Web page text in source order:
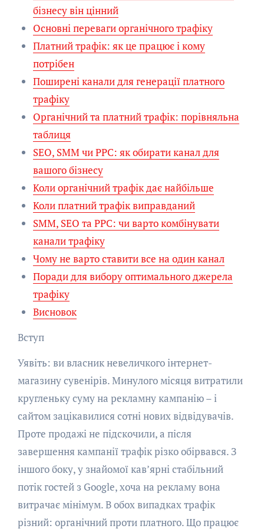
бізнесу він цінний
Основні переваги органічного трафіку
Платний трафік: як це працює і кому
потрібен
Поширені канали для генерації платного
трафіку
Органічний та платний трафік: порівняльна
таблиця
SEO, SMM чи PPC: як обирати канал для
вашого бізнесу
Коли органічний трафік дає найбільше
Коли платний трафік виправданий
SMM, SEO та PPC: чи варто комбінувати
канали трафіку
Чому не варто ставити все на один канал
Поради для вибору оптимального джерела
трафіку
Висновок
Вступ
Уявіть: ви власник невеличкого інтернет-
магазину сувенірів. Минулого місяця витратили
кругленьку суму на рекламну кампанію – і
сайтом зацікавилися сотні нових відвідувачів.
Проте продажі не підскочили, а після
завершення кампанії трафік різко обірвався. З
іншого боку, у знайомої кав’ярні стабільний
потік гостей з Google, хоча на рекламу вона
витрачає мінімум. В обох випадках трафік
різний: органічний проти платного. Що працює